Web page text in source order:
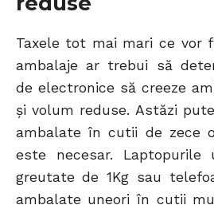
Taxele tot mai mari ce vor
ambalaje ar trebui să
de electronice să creeze
și volum reduse. Astăzi
ambalate în cutii de zece
este necesar.
greutate de 1Kg sau
ambalate uneori în cutii